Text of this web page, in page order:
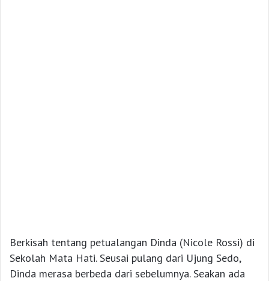
Berkisah tentang petualangan Dinda (Nicole Rossi) di
Sekolah Mata Hati. Seusai pulang dari Ujung Sedo,
Dinda merasa berbeda dari sebelumnya. Seakan ada